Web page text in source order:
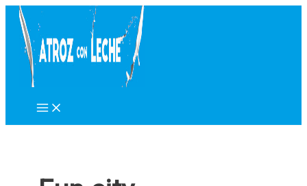
contenido